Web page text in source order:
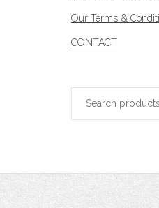
Our Terms &
CONTACT
Search